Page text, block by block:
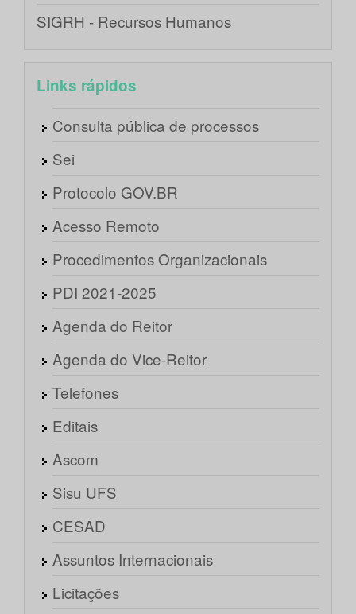
SIGRH - Recursos Humanos
Links rápidos
Consulta pública de processos
Sei
Protocolo GOV.BR
Acesso Remoto
Procedimentos Organizacionais
PDI 2021-2025
Agenda do Reitor
Agenda do Vice-Reitor
Telefones
Editais
Ascom
Sisu UFS
CESAD
Assuntos Internacionais
Licitações